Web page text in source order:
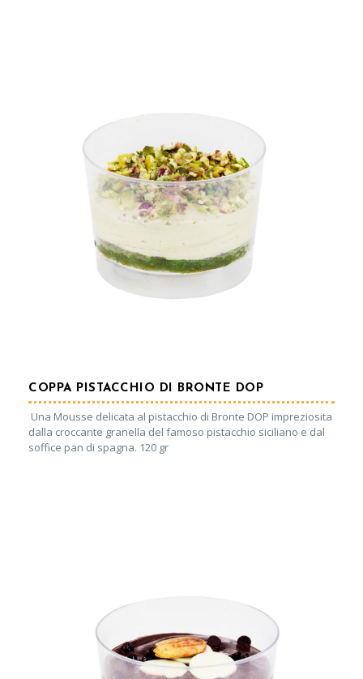
COPPA PISTACCHIO DI BRONTE DOP
Una Mousse delicata al pistacchio di Bronte DOP impreziosita
dalla croccante granella del famoso pistacchio siciliano e dal
soffice pan di spagna. 120 gr